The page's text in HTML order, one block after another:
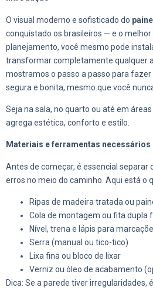
O visual moderno e sofisticado do
conquistado os brasileiros — e o
planejamento, você mesmo pode
transformar completamente qualquer
mostramos o passo a passo para
segura e bonita, mesmo que você
Seja na sala, no quarto ou até em
agrega estética, conforto e estilo.
Materiais e ferramentas necessários
Antes de começar, é essencial separar
erros no meio do caminho. Aqui está o
Ripas de madeira tratada ou
Cola de montagem ou fita dupla
Nível, trena e lápis para
Serra (manual ou tico-tico)
Lixa fina ou bloco de lixar
Verniz ou óleo de acabamento
Dica: Se a parede tiver irregularidades,